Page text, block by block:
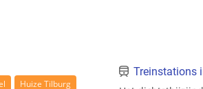
Huize Tilburg
Treinstations